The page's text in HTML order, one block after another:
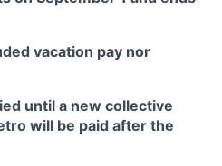
vacation pay nor
until a new collective
will be paid after the